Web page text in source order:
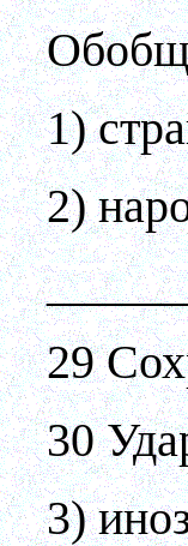
1)
2)
29
30
3)